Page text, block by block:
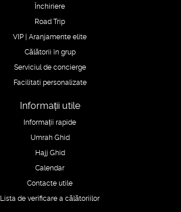
Închiriere
Road Trip
VIP | Aranjamente elite
Călătorii în grup
Serviciul de concierge
Facilitati personalizate
Informații utile
Informații rapide
Umrah Ghid
Hajj Ghid
Calendar
Contacte utile
Lista de verificare a călătoriilor